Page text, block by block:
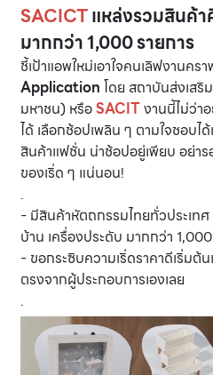
SACICTแหล่งรวมสินค้
มากกว่า 1,000 รายการ
ชี้เป้าแอพใหม่เอาใจคนเลิฟงานคร
Application โดย สถาบันส่งเส
มหาชน) หรือSACITงานนี้ไม่ว่า
ได้ เลือกช้อปเพลิน ๆ ตามใจชอบไ
สินค้าแฟชั่น น่าช้อปอยู่เพียบ อย่าร
ของเริ่ด ๆ แน่นอน!
.
- มีสินค้าหัตถกรรมไทยทั่วประเท
บ้าน เครื่องประดับ มากกว่า
- ขอกระซิบความเริ่ดราคาดีเริ่มต้
ตรงจากผู้ประกอบการเองเลย
.